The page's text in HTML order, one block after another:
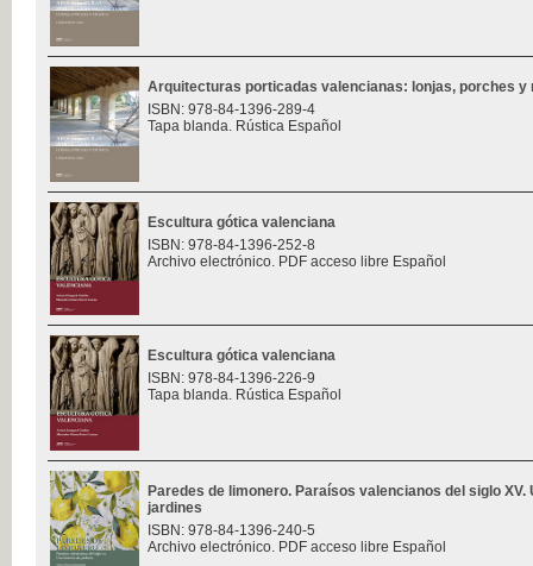
Arquitecturas porticadas valencianas: lonjas, porches y
ISBN: 978-84-1396-289-4
Tapa blanda. Rústica Español
Escultura gótica valenciana
ISBN: 978-84-1396-252-8
Archivo electrónico. PDF acceso libre Español
Escultura gótica valenciana
ISBN: 978-84-1396-226-9
Tapa blanda. Rústica Español
Paredes de limonero. Paraísos valencianos del siglo XV.
jardines
ISBN: 978-84-1396-240-5
Archivo electrónico. PDF acceso libre Español